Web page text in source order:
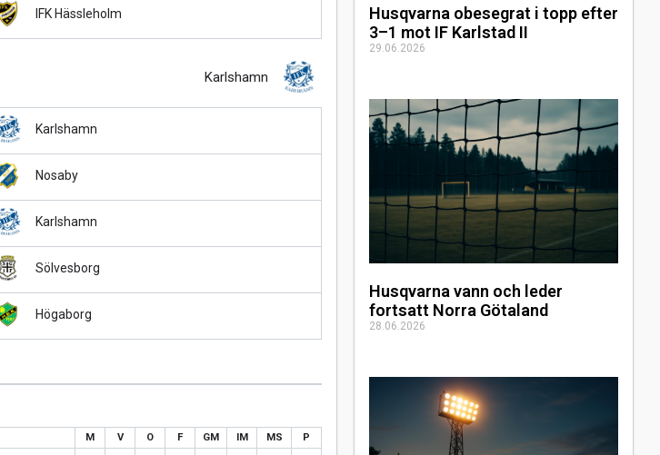
Husqvarna obesegrat i topp efter
3–1 mot IF Karlstad II
29.06.2026
Husqvarna vann och leder
fortsatt Norra Götaland
28.06.2026
IFK Hässleholm
Karlshamn
Karlshamn
Nosaby
Karlshamn
Sölvesborg
Högaborg
M V O F GM IM MS P